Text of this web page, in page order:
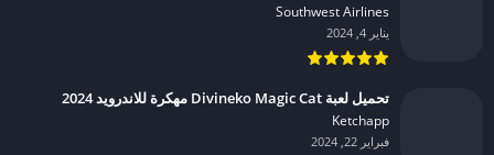
Southwest Airlines‏
يناير 4, 2024
تحميل لعبة Divineko Magic Cat مهكرة للاندرويد 2024
Ketchapp‏
فبراير 22, 2024